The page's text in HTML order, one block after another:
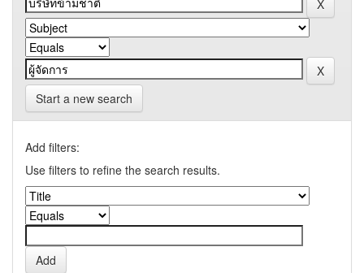
Start a new search
Add filters:
Use filters to refine the search results.